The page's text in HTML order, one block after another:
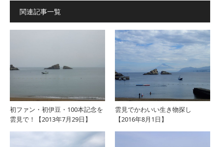
関連記事一覧
初ファン・初伊豆・100本記念を
雲見で！【2013年7月29日】
雲見でかわいい生き物探し
【2016年8月1日】